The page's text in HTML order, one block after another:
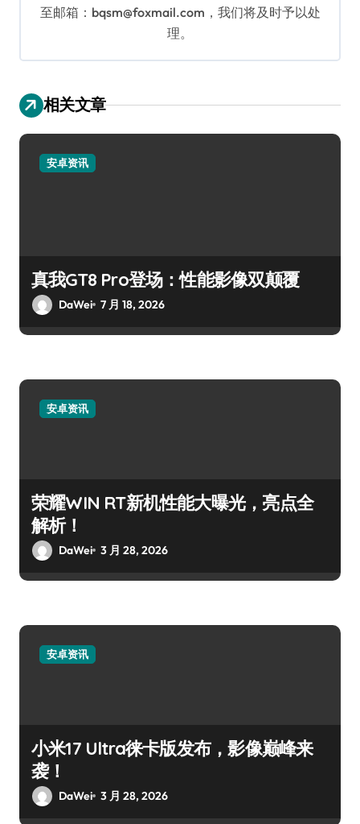
至邮箱：bqsm@foxmail.com，我们将及时予以处
理。
相关文章
安卓资讯
真我GT8 Pro登场：性能影像双颠覆
DaWei 7 月 18, 2026
安卓资讯
荣耀WIN RT新机性能大曝光，亮点全
解析！
DaWei 3 月 28, 2026
安卓资讯
小米17 Ultra徕卡版发布，影像巅峰来
袭！
DaWei 3 月 28, 2026